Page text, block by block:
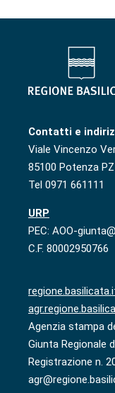
Contatti e
Viale Vincenzo
85100 Potenza PZ
Tel 0971 661111
URP
PEC: AOO-
C.F. 80002950766
Agenzia stampa
Giunta Regionale
Registrazione n.